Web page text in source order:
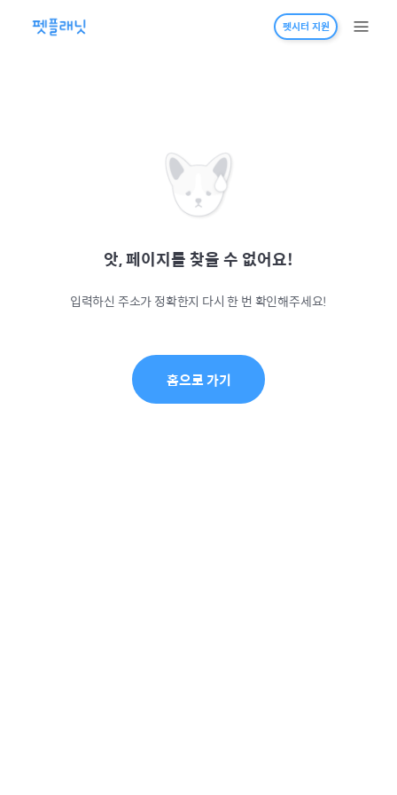
펫시터 지원
앗, 페이지를 찾을 수 없어요!
입력하신 주소가 정확한지 다시 한 번 확인해주세요!
홈으로 가기